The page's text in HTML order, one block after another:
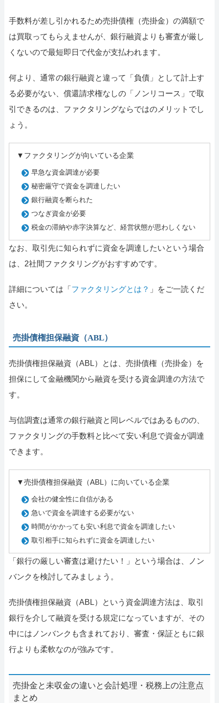
手数料が差し引かれるため売掛債権（売掛金）の満額で
は買取ってもらえませんが、銀行融資よりも審査が厳し
くないので最短即日で代金が支払われます。
何より、通常の銀行融資と違って「負債」として計上す
る必要がない、償還請求権なしの「ノンリコース」で取
引できるのは、ファクタリングならではのメリットでし
ょう。
▼ファクタリングが向いている企業
早急な資金調達が必要
秘密厳守で資金を調達したい
銀行融資を断られた
つなぎ資金が必要
税金の滞納や赤字決算など、経営状態が思わしくない
なお、取引先に知られずに資金を調達したいという場合
は、2社間ファクタリングがおすすめです。
詳細については「 ファクタリングとは？ 」をご一読くだ
さい。
売掛債権担保融資（ABL）
売掛債権担保融資（ABL）とは、売掛債権（売掛金）を
担保にして金融機関から融資を受ける資金調達の方法で
す。
与信調査は通常の銀行融資と同レベルではあるものの、
ファクタリングの手数料と比べて安い利息で資金が調達
できます。
▼売掛債権担保融資（ABL）に向いている企業
会社の健全性に自信がある
急いで資金を調達する必要がない
時間がかかっても安い利息で資金を調達したい
取引相手に知られずに資金を調達したい
「銀行の厳しい審査は避けたい！」という場合は、ノン
バンクを検討してみましょう。
売掛債権担保融資（ABL）という資金調達方法は、取引
銀行を介して融資を受ける規定になっていますが、その
中にはノンバンクも含まれており、審査・保証ともに銀
行よりも柔軟なのが強みです。
売掛金と未収金の違いと会計処理・税務上の注意点
まとめ